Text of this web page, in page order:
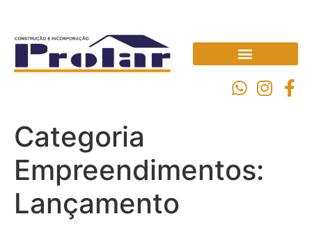
Categoria
Empreendimentos:
Lançamento